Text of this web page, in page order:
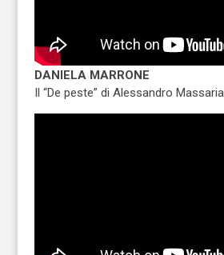
DANIELA MARRONE
Il “De peste” di Alessandro Massaria